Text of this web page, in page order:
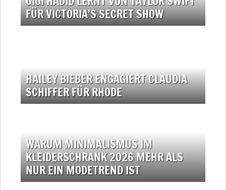
FÜR VICTORIA’S SECRET SHOW
HAILEY BIEBER ENGAGIERT CLAUDIA
SCHIFFER FÜR RHODE
WARUM MINIMALISMUS IM
KLEIDERSCHRANK 2026 MEHR ALS
NUR EIN MODETREND IST